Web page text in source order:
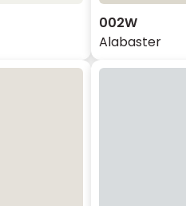
002W
Alabaster